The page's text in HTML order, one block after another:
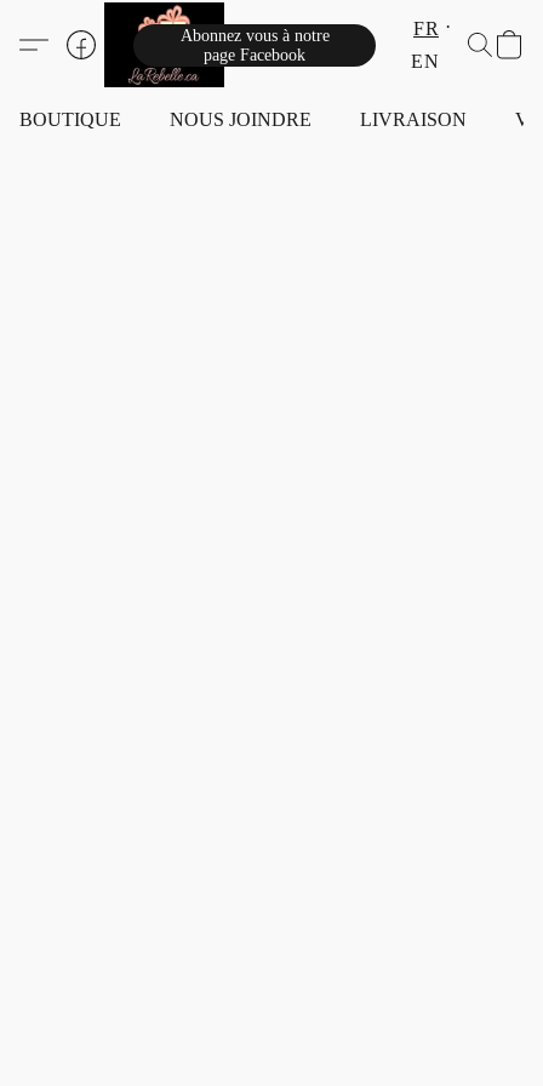
Abonnez vous à notre
page Facebook
FR
EN
BOUTIQUE NOUS JOINDRE LIVRAISON